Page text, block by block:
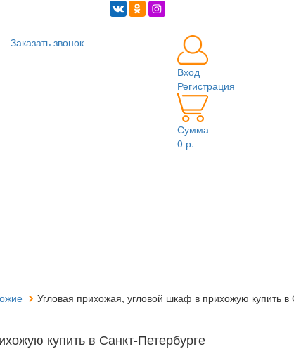
Заказать звонок
Вход
Регистрация
Сумма
0 р.
Угловая прихожая, угловой шкаф в прихожую купить в
купить в Санкт-Петербурге